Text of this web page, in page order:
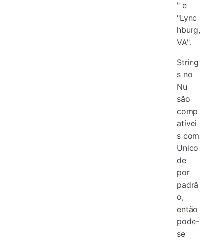
" e
"Lync
hburg,
VA".
String
s no
Nu
são
comp
atívei
s com
Unico
de
por
padrã
o,
então
pode-
se